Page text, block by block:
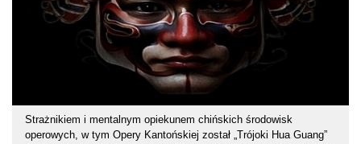
Strażnikiem i mentalnym opiekunem chińskich środowisk
operowych, w tym Opery Kantońskiej został „Trójoki Hua Guang”